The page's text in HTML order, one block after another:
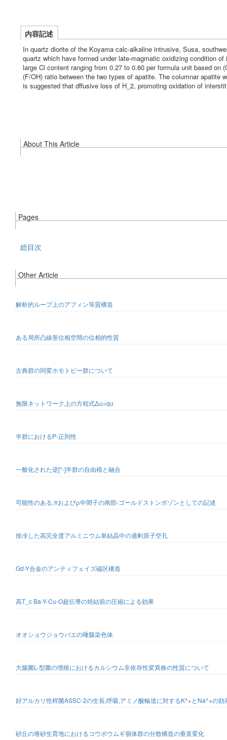
内容記述
In quartz diorite of the Koyama calc-alkaline intrusive, Susa,
quartz which have formed under late-magmatic oxidizing condition
large Cl content ranging from 0.27 to 0.60 per formula unit based
(F/OH) ratio between the two types of apatite. The columnar
is suggested that dffusive loss of H_2, promoting oxidation of
About This Article
Pages
総目次
Other Article
解析的ループ上のアフィン等質構造
ある局所凸線形位相空間の位相的性質
古典群の同変ホモトピー群について
無限ネットワーク上の方程式Δu=qu
半群におけるP-正則性
一般化された逆[*-]半群の自由積と融合
可能性のある,πおよびρ中間子の南部-ゴールドストンボゾンとしての記述
徐冷した高完全度アルミニウム単結晶中の過剰原子空孔
Gd-Y合金のアンティフェイズ磁区構造
高T_c Ba-Y-Cu-O超伝導の焼結前の圧縮による効果
オオショウジョウバエの唾腺染色体
大腸菌L-型菌の増殖におけるカルシウム非依存性変異株の性質について
好アルカリ性桿菌ASSC-2の生長,呼吸,アミノ酸輸送に対するK^+とNa^+の効
砂丘の堆砂生育地におけるコウボウムギ個体群の分散構造の垂直変化